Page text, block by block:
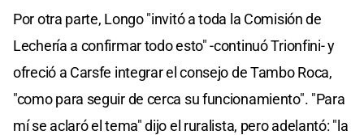
Por otra parte, Longo "invitó a toda la Comisión de
Lechería a confirmar todo esto" -continuó Trionfini- y
ofreció a Carsfe integrar el consejo de Tambo Roca,
"como para seguir de cerca su funcionamiento". "Para
mí se aclaró el tema" dijo el ruralista, pero adelantó: "la